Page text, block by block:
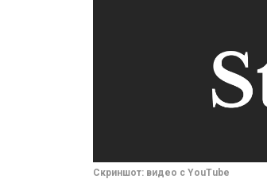
Скриншот: видео с YouTube